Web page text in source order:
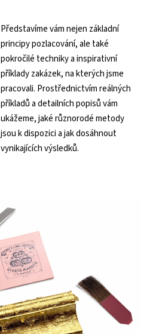
Představíme vám nejen základní
principy pozlacování, ale také
pokročilé techniky a inspirativní
příklady zakázek, na kterých jsme
pracovali. Prostřednictvím reálných
příkladů a detailních popisů vám
ukážeme, jaké různorodé metody
jsou k dispozici a jak dosáhnout
vynikajících výsledků.